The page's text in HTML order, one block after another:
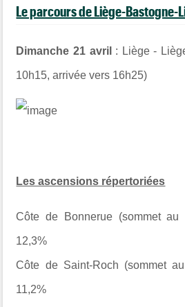
Le parcours de Liège-Bastogne-
Dimanche 21 avril : Liège -
10h15, arrivée vers 16h25)
Les ascensions répertoriées
Côte de Bonnerue (sommet
12,3%
Côte de Saint-Roch (sommet
11,2%